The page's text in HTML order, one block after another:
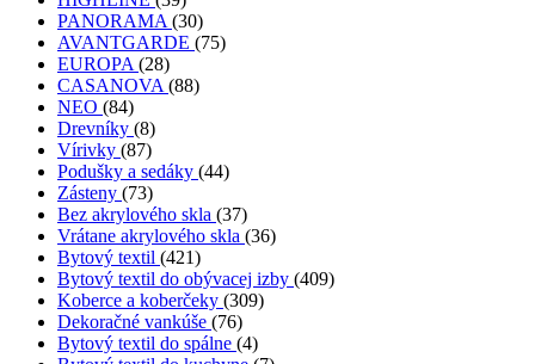
PANORAMA (30)
AVANTGARDE (75)
EUROPA (28)
CASANOVA (88)
NEO (84)
Drevníky (8)
Vírivky (87)
Podušky a sedáky (44)
Zásteny (73)
Bez akrylového skla (37)
Vrátane akrylového skla (36)
Bytový textil (421)
Bytový textil do obývacej izby (409)
Koberce a koberčeky (309)
Dekoračné vankúše (76)
Bytový textil do spálne (4)